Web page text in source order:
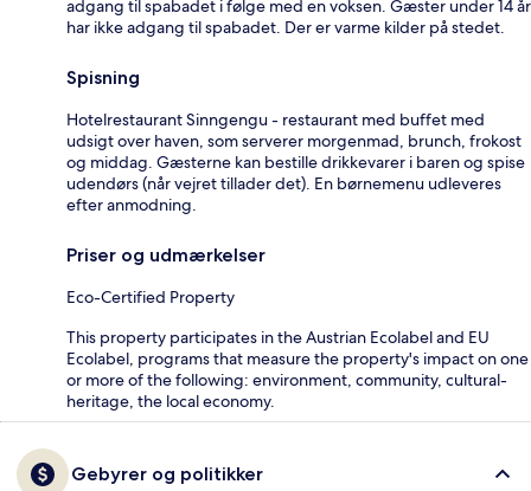
adgang til spabadet i følge med en voksen. Gæster under 14 år
har ikke adgang til spabadet. Der er varme kilder på stedet.
Spisning
Hotelrestaurant Sinngengu - restaurant med buffet med
udsigt over haven, som serverer morgenmad, brunch, frokost
og middag. Gæsterne kan bestille drikkevarer i baren og spise
udendørs (når vejret tillader det). En børnemenu udleveres
efter anmodning.
Priser og udmærkelser
Eco-Certified Property
This property participates in the Austrian Ecolabel and EU
Ecolabel, programs that measure the property's impact on one
or more of the following: environment, community, cultural-
heritage, the local economy.
Gebyrer og politikker